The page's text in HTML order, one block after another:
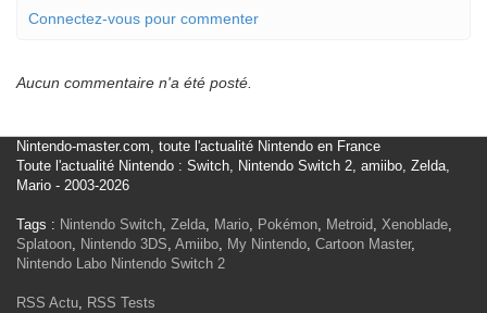
Connectez-vous pour commenter
Aucun commentaire n'a été posté.
Nintendo-master.com, toute l'actualité Nintendo en France
Toute l'actualité Nintendo : Switch, Nintendo Switch 2, amiibo, Zelda,
Mario - 2003-2026
Tags : Nintendo Switch, Zelda, Mario, Pokémon, Metroid, Xenoblade,
Splatoon, Nintendo 3DS, Amiibo, My Nintendo, Cartoon Master,
Nintendo Labo Nintendo Switch 2
RSS Actu, RSS Tests